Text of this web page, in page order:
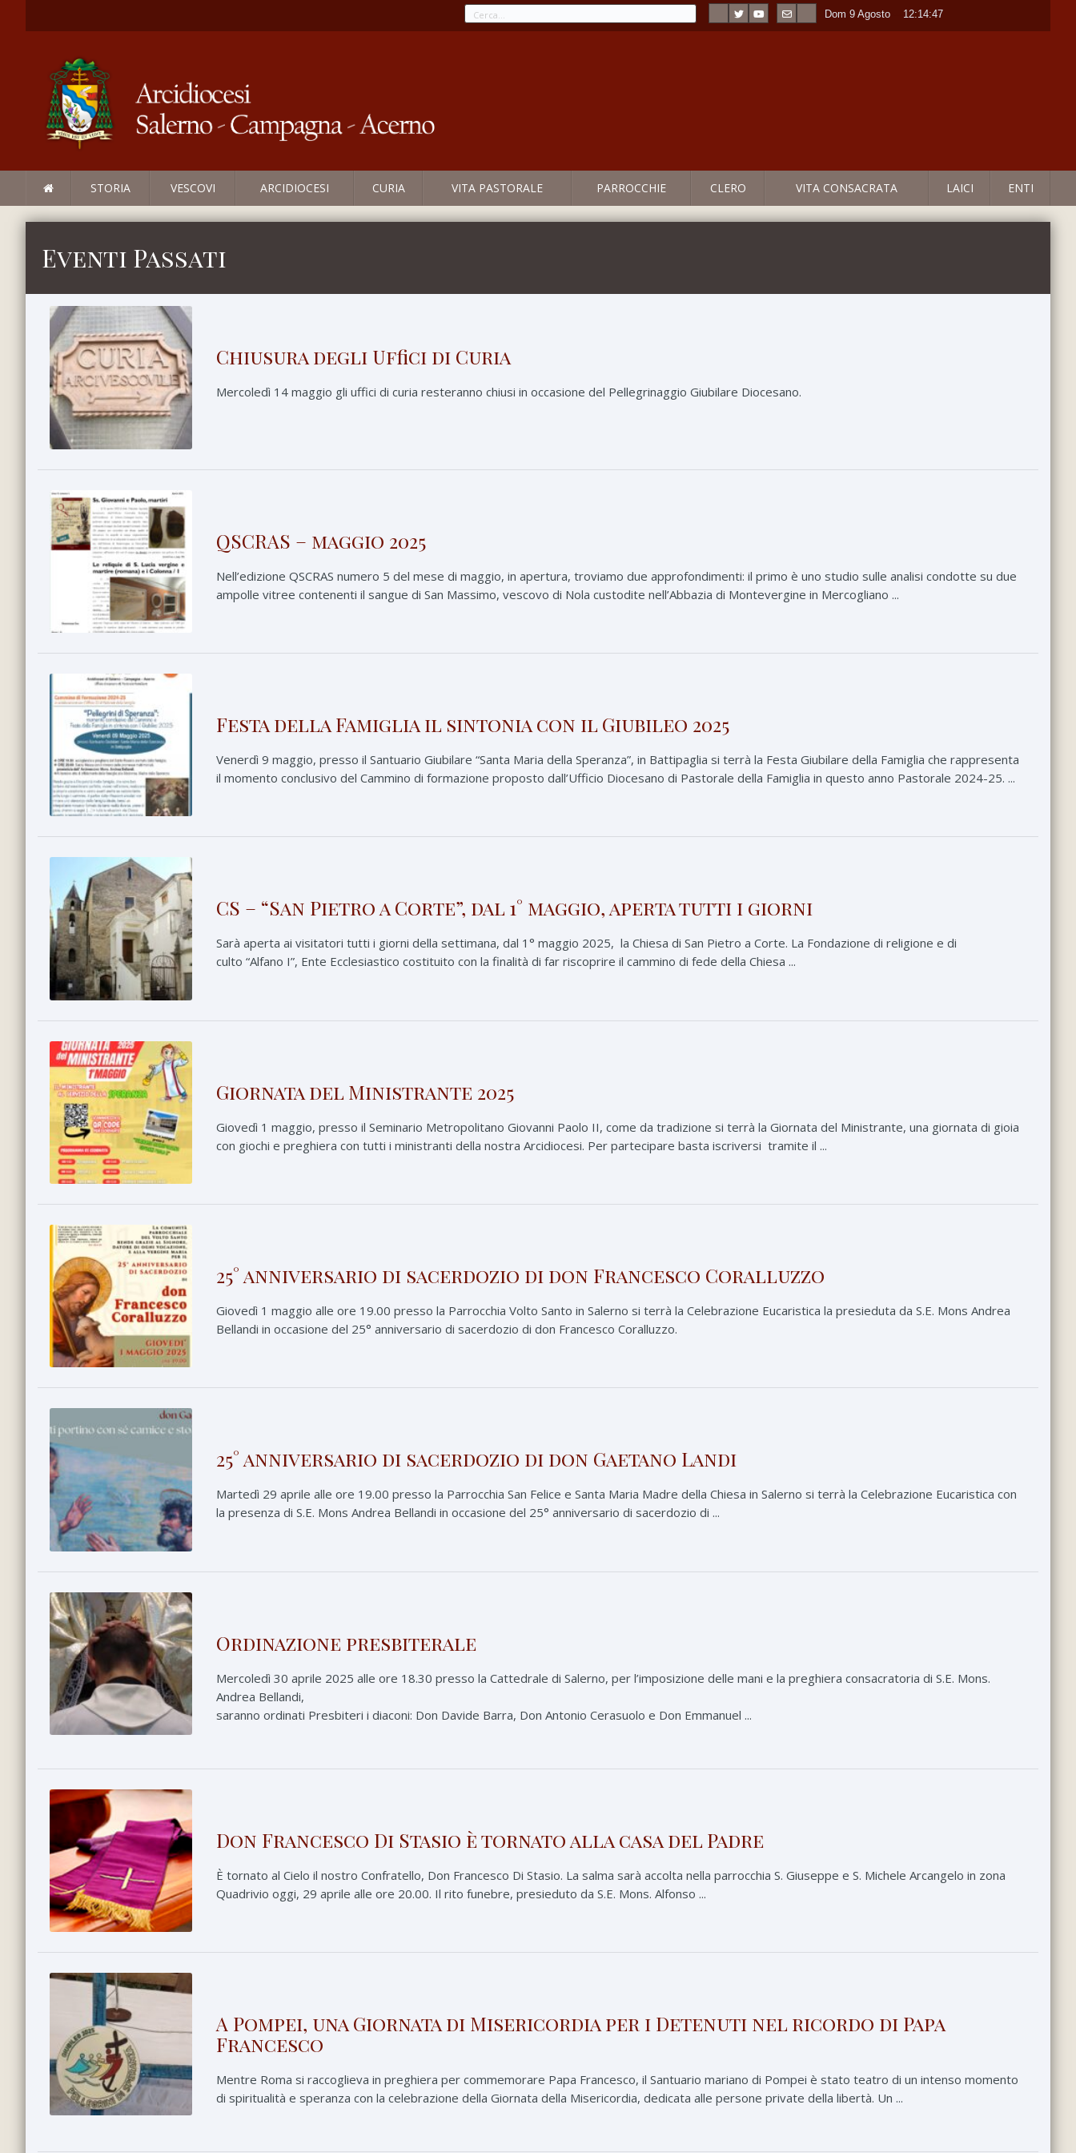
Dom 9 Agosto 12:14:48
STORIA VESCOVI ARCIDIOCESI CURIA VITA PASTORALE PARROCCHIE CLERO VITA CONSACRATA LAICI ENTI
Eventi Passati
Chiusura degli Uffici di Curia
Mercoledì 14 maggio gli uffici di curia resteranno chiusi in occasione del Pellegrinaggio Giubilare Diocesano.
QSCRAS – maggio 2025
Nell’edizione QSCRAS numero 5 del mese di maggio, in apertura, troviamo due approfondimenti: il primo è uno studio sulle analisi condotte su due
ampolle vitree contenenti il sangue di San Massimo, vescovo di Nola custodite nell’Abbazia di Montevergine in Mercogliano ...
Festa della Famiglia il sintonia con il Giubileo 2025
Venerdì 9 maggio, presso il Santuario Giubilare “Santa Maria della Speranza”, in Battipaglia si terrà la Festa Giubilare della Famiglia che rappresenta
il momento conclusivo del Cammino di formazione proposto dall’Ufficio Diocesano di Pastorale della Famiglia in questo anno Pastorale 2024-25. ...
CS – “San Pietro a Corte”, dal 1° maggio, aperta tutti i giorni
Sarà aperta ai visitatori tutti i giorni della settimana, dal 1° maggio 2025, la Chiesa di San Pietro a Corte. La Fondazione di religione e di
culto “Alfano I”, Ente Ecclesiastico costituito con la finalità di far riscoprire il cammino di fede della Chiesa ...
Giornata del Ministrante 2025
Giovedì 1 maggio, presso il Seminario Metropolitano Giovanni Paolo II, come da tradizione si terrà la Giornata del Ministrante, una giornata di gioia
con giochi e preghiera con tutti i ministranti della nostra Arcidiocesi. Per partecipare basta iscriversi tramite il ...
25° anniversario di sacerdozio di don Francesco Coralluzzo
Giovedì 1 maggio alle ore 19.00 presso la Parrocchia Volto Santo in Salerno si terrà la Celebrazione Eucaristica la presieduta da S.E. Mons Andrea
Bellandi in occasione del 25° anniversario di sacerdozio di don Francesco Coralluzzo.
25° anniversario di sacerdozio di don Gaetano Landi
Martedì 29 aprile alle ore 19.00 presso la Parrocchia San Felice e Santa Maria Madre della Chiesa in Salerno si terrà la Celebrazione Eucaristica con
la presenza di S.E. Mons Andrea Bellandi in occasione del 25° anniversario di sacerdozio di ...
Ordinazione presbiterale
Mercoledì 30 aprile 2025 alle ore 18.30 presso la Cattedrale di Salerno, per l’imposizione delle mani e la preghiera consacratoria di S.E. Mons.
Andrea Bellandi,
saranno ordinati Presbiteri i diaconi: Don Davide Barra, Don Antonio Cerasuolo e Don Emmanuel ...
Don Francesco Di Stasio è tornato alla casa del Padre
È tornato al Cielo il nostro Confratello, Don Francesco Di Stasio. La salma sarà accolta nella parrocchia S. Giuseppe e S. Michele Arcangelo in zona
Quadrivio oggi, 29 aprile alle ore 20.00. Il rito funebre, presieduto da S.E. Mons. Alfonso ...
A Pompei, una Giornata di Misericordia per i Detenuti nel ricordo di Papa
Francesco
Mentre Roma si raccoglieva in preghiera per commemorare Papa Francesco, il Santuario mariano di Pompei è stato teatro di un intenso momento
di spiritualità e speranza con la celebrazione della Giornata della Misericordia, dedicata alle persone private della libertà. Un ...